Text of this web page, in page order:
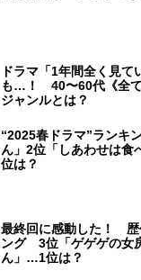
ドラマ「1年間全く見て
も…！ 40〜60代《全
ジャンルとは？
“2025春ドラマ”ランキ
ん」2位「しあわせは
位は？
最終回に感動した！ 歴
ング 3位「ゲゲゲの女
ん」…1位は？